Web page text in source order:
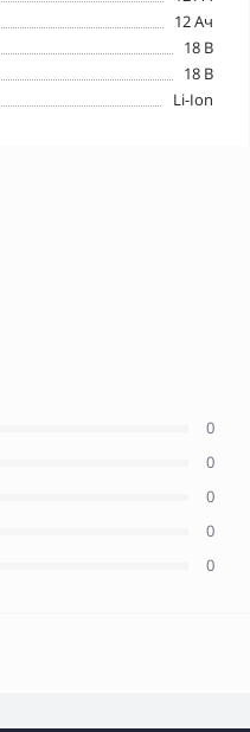
12 Ач
18 В
18 В
Li-Ion
0
0
0
0
0